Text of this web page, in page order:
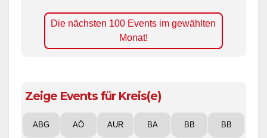
Die nächsten 100 Events im gewählten
Monat!
Zeige Events für Kreis(e)
ABG AÖ AUR BA BB BB